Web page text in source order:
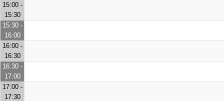
15:00 -
15:30
15:30 -
16:00
16:00 -
16:30
16:30 -
17:00
17:00 -
17:30